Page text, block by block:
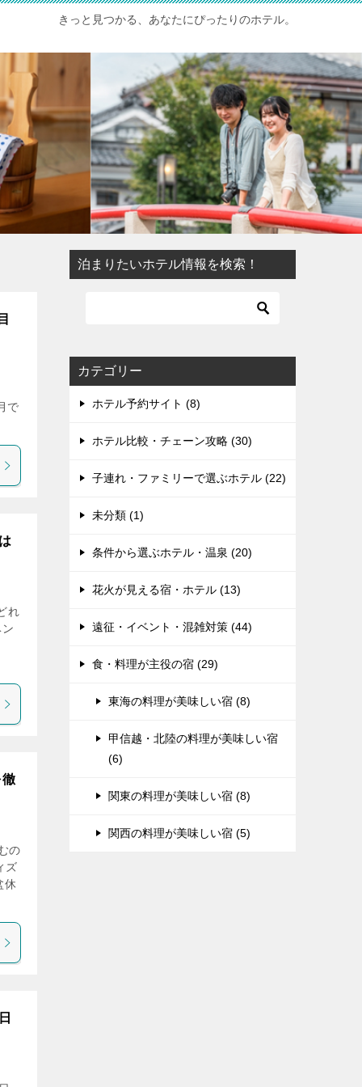
きっと見つかる、あなたにぴったりのホテル。
で
れ
の
ズ
休
泊まりたいホテル情報を検索！
カテゴリー
ホテル予約サイト (8)
ホテル比較・チェーン攻略 (30)
子連れ・ファミリーで選ぶホテル (22)
未分類 (1)
条件から選ぶホテル・温泉 (20)
花火が見える宿・ホテル (13)
遠征・イベント・混雑対策 (44)
食・料理が主役の宿 (29)
東海の料理が美味しい宿 (8)
甲信越・北陸の料理が美味しい宿
(6)
関東の料理が美味しい宿 (8)
関西の料理が美味しい宿 (5)